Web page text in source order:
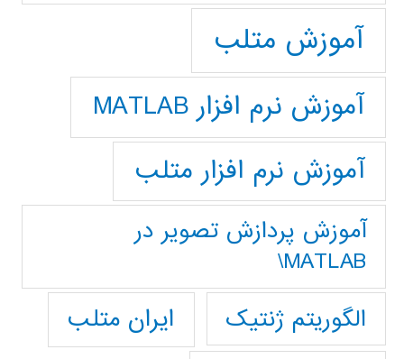
آموزش متلب
آموزش نرم افزار MATLAB
آموزش نرم افزار متلب
آموزش پردازش تصوير در
MATLAB\
الگوریتم ژنتیک
ایران متلب